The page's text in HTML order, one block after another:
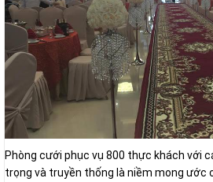
Phòng cưới phục vụ 800 thực khách với
trọng và truyền thống là niềm mong ước